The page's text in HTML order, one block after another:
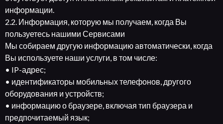
информации.
2.2. Информация, которую мы получаем, когда Вы
пользуетесь нашими Сервисами
Мы собираем другую информацию автоматически, когда
Вы используете наши услуги, в том числе:
• IP-адрес;
• идентификаторы мобильных телефонов, другого
оборудования и устройств;
• информацию о браузере, включая тип браузера и
предпочитаемый язык;